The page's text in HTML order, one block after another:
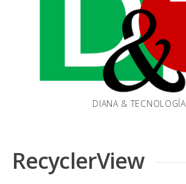
DIANA & TECNOLOGÍA
RecyclerView